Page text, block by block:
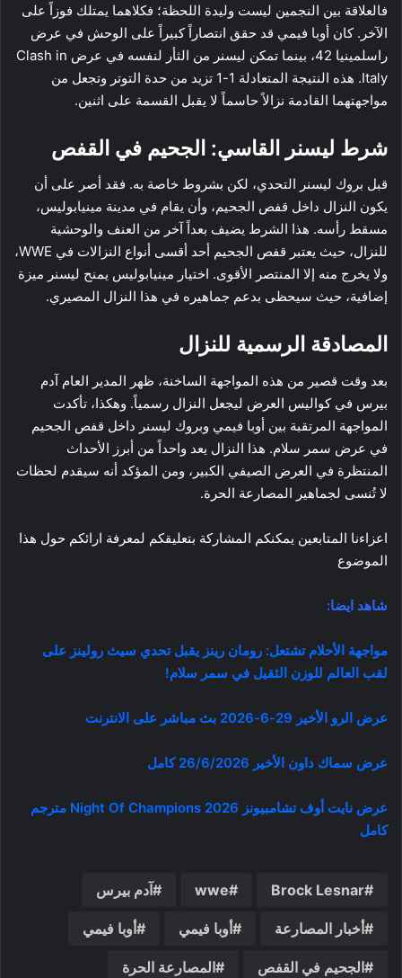
فالعلاقة بين النجمين ليست وليدة اللحظة؛ فكلاهما يمتلك فوزاً على
الآخر. كان أوبا فيمي قد حقق انتصاراً كبيراً على الوحش في عرض
راسلمينيا 42، بينما تمكن ليسنر من الثأر لنفسه في عرض Clash in
Italy. هذه النتيجة المتعادلة 1-1 تزيد من حدة التوتر وتجعل من
مواجهتهما القادمة نزالاً حاسماً لا يقبل القسمة على اثنين.
شرط ليسنر القاسي: الجحيم في القفص
قبل بروك ليسنر التحدي، لكن بشروط خاصة به. فقد أصر على أن
يكون النزال داخل قفص الجحيم، وأن يقام في مدينة مينيابوليس،
مسقط رأسه. هذا الشرط يضيف بعداً آخر من العنف والوحشية
للنزال، حيث يعتبر قفص الجحيم أحد أقسى أنواع النزالات في WWE،
ولا يخرج منه إلا المنتصر الأقوى. اختيار مينيابوليس يمنح ليسنر ميزة
إضافية، حيث سيحظى بدعم جماهيره في هذا النزال المصيري.
المصادقة الرسمية للنزال
بعد وقت قصير من هذه المواجهة الساخنة، ظهر المدير العام آدم
بيرس في كواليس العرض ليجعل النزال رسمياً. وهكذا، تأكدت
المواجهة المرتقبة بين أوبا فيمي وبروك ليسنر داخل قفص الجحيم
في عرض سمر سلام. هذا النزال يعد واحداً من أبرز الأحداث
المنتظرة في العرض الصيفي الكبير، ومن المؤكد أنه سيقدم لحظات
لا تُنسى لجماهير المصارعة الحرة.
اعزاءنا المتابعين يمكنكم المشاركة بتعليقكم لمعرفة ارائكم حول هذا
الموضوع
شاهد ايضا:
مواجهة الأحلام تشتعل: رومان رينز يقبل تحدي سيث رولينز على
لقب العالم للوزن الثقيل في سمر سلام!
عرض الرو الأخير 29-6-2026 بث مباشر على الانترنت
عرض سماك داون الأخير 26/6/2026 كامل
عرض نايت أوف تشامبيونز Night Of Champions 2026 مترجم
كامل
Brock Lesnar
wwe آدم بيرس
أخبار المصارعة أوبا فيمي أوبا فيمي
الجحيم في القفص المصارعة الحرة